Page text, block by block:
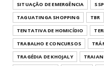
SITUAÇÃO DE EMERGÊNCIA
TAGUATINGA SHOPPING
TBR
TENTATIVA DE HOMICÍDIO
TRABALHO E CONCURSOS
TRAGÉDIA DE KHOJALY
TRAIAN